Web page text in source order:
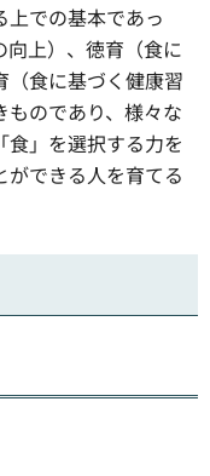
上での基本であっ
上）、徳育（食に
（食に基づく健康習
のであり、様々な
」を選択する力を
できる人を育てる